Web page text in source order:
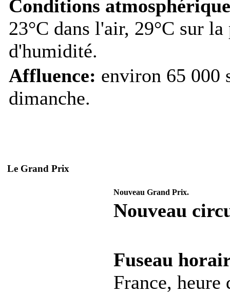
Conditions
23°C dans l'air, 29°C sur
d'humidité.
Affluence: environ 65 000
dimanche.
Le Grand Prix
Nouveau Grand Prix.
Nouveau
Fuseau
France, heure